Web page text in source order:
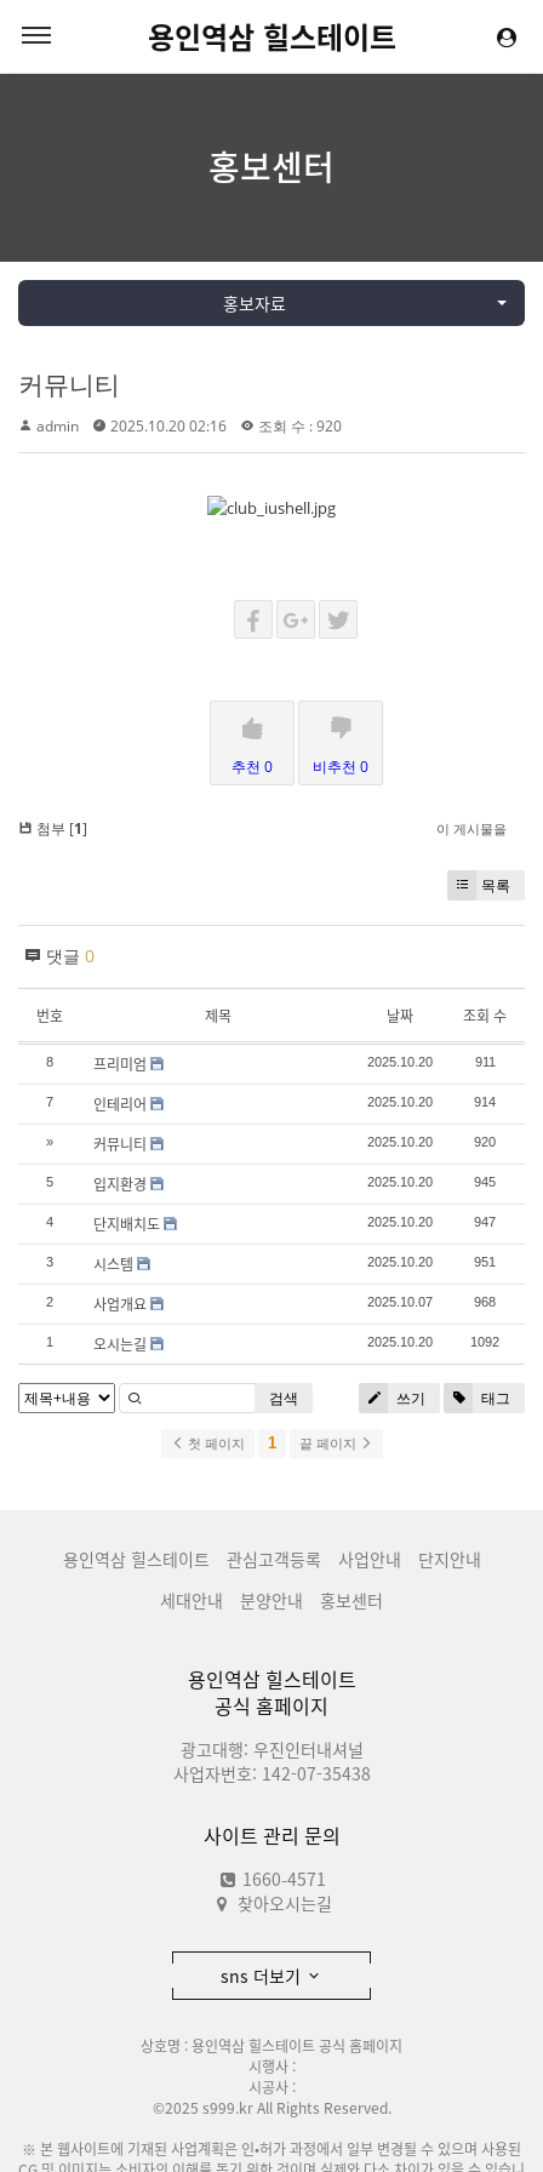
용인역삼 힐스테이트
홍보센터
홍보자료
커뮤니티
admin 2025.10.20 02:16 조회 수 : 920
추천 0 비추천 0
첨부 [1] 이 게시물을
목록
댓글 0
번호 제목 날짜 조회 수
8 프리미엄 2025.10.20 911
7 인테리어 2025.10.20 914
» 커뮤니티 2025.10.20 920
5 입지환경 2025.10.20 945
4 단지배치도 2025.10.20 947
3 시스템 2025.10.20 951
2 사업개요 2025.10.07 968
1 오시는길 2025.10.20 1092
쓰기 태그
검색
첫 페이지 1 끝 페이지
용인역삼 힐스테이트 관심고객등록 사업안내
단지안내
세대안내
분양안내 홍보센터
용인역삼 힐스테이트
공식 홈페이지
광고대행: 우진인터내셔널
사업자번호: 142-07-35438
사이트 관리 문의
1660-4571
찾아오시는길
sns 더보기
상호명 : 용인역삼 힐스테이트 공식 홈페이지
시행사 :
시공사 :
©2025 s999.kr All Rights Reserved.
※ 본 웹사이트에 기재된 사업계획은 인•허가 과정에서 일부 변경될 수 있으며 사용된